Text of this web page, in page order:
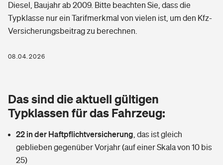
Arbeitsrechtsschutz
Berufshaftpflichtversicherung
Zur Übersicht
Tools
Wer versichert was: Jetzt Versicherer finden
Elementarversicherung
Glasversicherung
Mietkautionsversicherung
Pri­vate Haft­pflicht­
Kinderunfall­ver­si­che­rung
Kinderinvalidität
Gesundheit
Private Krankenversicherung
Dread-Disease-Versicherung
Tierkrankenversicherung
Zur Übersicht
Diesel, Baujahr ab 2009. Bitte beachten Sie, dass die
Typklasse nur ein Tarifmerkmal von vielen ist, um den Kfz-
Versicherungsbeitrag zu berechnen.
08.04.2026
Das sind die aktuell gültigen
Typklassen für das Fahrzeug:
22 in der Haftpflichtversicherung das ist gleich
geblieben gegenüber Vorjahr (auf einer Skala von 10 bis
25)